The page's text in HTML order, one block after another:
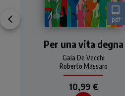
pdf
critica della "Dignitas
infinita" in cui gli autori
evidenziano nuove piste di
Gaia De Vecchi
Roberto Massaro
Per una vita degna
10,99 €